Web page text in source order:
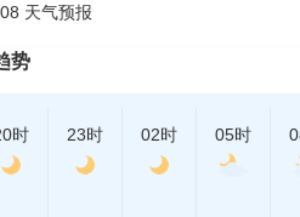
天气预报
势
时 23时 02时 05时